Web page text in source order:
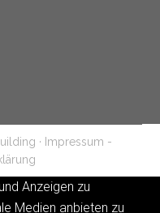
· Impressum -
Anzeigen zu
Medien anbieten zu